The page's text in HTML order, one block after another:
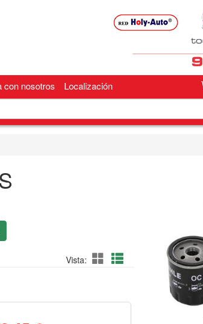
con nosotros Localización
Vista: